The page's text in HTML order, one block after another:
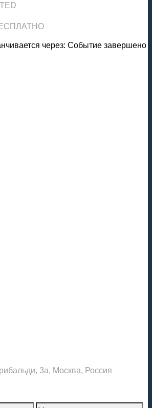
через: Событие завершено
3а, Москва, Россия